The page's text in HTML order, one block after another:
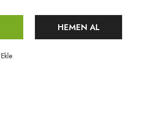
HEMEN AL